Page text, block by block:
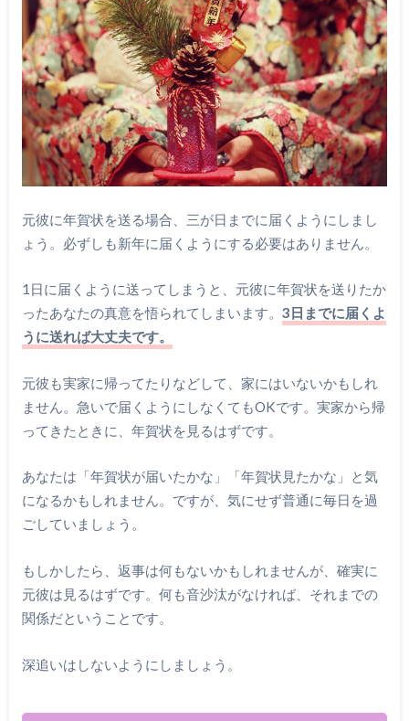
元彼に年賀状を送る場合、三が日までに届くようにしまし
ょう。必ずしも新年に届くようにする必要はありません。
1日に届くように送ってしまうと、元彼に年賀状を送りたか
ったあなたの真意を悟られてしまいます。 3日までに届くよ
うに送れば大丈夫です。
元彼も実家に帰ってたりなどして、家にはいないかもしれ
ません。急いで届くようにしなくてもOKです。実家から帰
ってきたときに、年賀状を見るはずです。
あなたは「年賀状が届いたかな」「年賀状見たかな」と気
になるかもしれません。ですが、気にせず普通に毎日を過
ごしていましょう。
もしかしたら、返事は何もないかもしれませんが、確実に
元彼は見るはずです。何も音沙汰がなければ、それまでの
関係だということです。
深追いはしないようにしましょう。